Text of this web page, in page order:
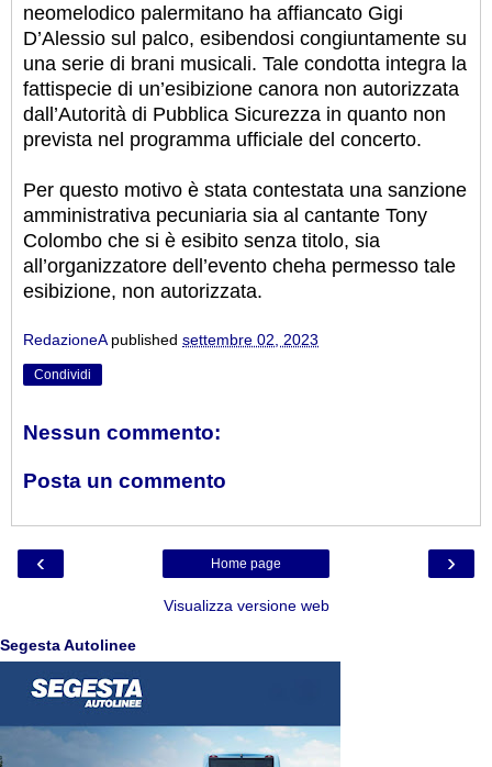
neomelodico palermitano ha affiancato Gigi
D’Alessio sul palco, esibendosi congiuntamente su
una serie di brani musicali. Tale condotta integra la
fattispecie di un’esibizione canora non autorizzata
dall’Autorità di Pubblica Sicurezza in quanto non
prevista nel programma ufficiale del concerto.
Per questo motivo è stata contestata una sanzione
amministrativa pecuniaria sia al cantante Tony
Colombo che si è esibito senza titolo, sia
all’organizzatore dell’evento cheha permesso tale
esibizione, non autorizzata.
RedazioneA published settembre 02, 2023
Condividi
Nessun commento:
Posta un commento
‹ ›
Home page
Visualizza versione web
Segesta Autolinee